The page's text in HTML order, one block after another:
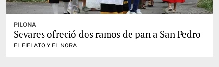
PILOÑA
Sevares ofreció dos ramos de pan a San Pedro
EL FIELATO Y EL NORA